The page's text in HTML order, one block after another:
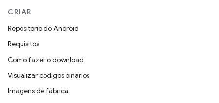
CRIAR
Repositório do Android
Requisitos
Como fazer o download
Visualizar códigos binários
Imagens de fábrica